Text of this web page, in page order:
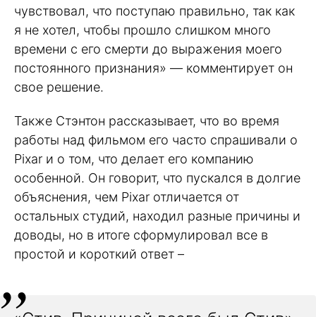
чувствовал, что поступаю правильно, так как
я не хотел, чтобы прошло слишком много
времени с его смерти до выражения моего
постоянного признания» — комментирует он
свое решение.
Также Стэнтон рассказывает, что во время
работы над фильмом его часто спрашивали о
Pixar и о том, что делает его компанию
особенной. Он говорит, что пускался в долгие
объяснения, чем Pixar отличается от
остальных студий, находил разные причины и
доводы, но в итоге сформулировал все в
простой и короткий ответ –